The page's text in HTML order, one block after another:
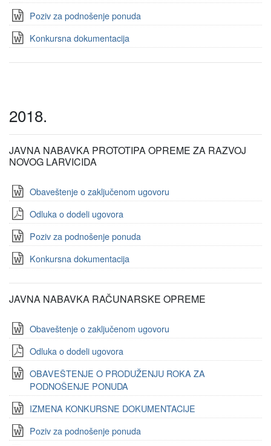
Poziv za podnošenje ponuda
Konkursna dokumentacija
2018.
JAVNA NABAVKA PROTOTIPA OPREME ZA RAZVOJ
NOVOG LARVICIDA
Obaveštenje o zaključenom ugovoru
Odluka o dodeli ugovora
Poziv za podnošenje ponuda
Konkursna dokumentacija
JAVNA NABAVKA RAČUNARSKE OPREME
Obaveštenje o zaključenom ugovoru
Odluka o dodeli ugovora
OBAVEŠTENJE O PRODUŽENJU ROKA ZA
PODNOŠENJE PONUDA
IZMENA KONKURSNE DOKUMENTACIJE
Poziv za podnošenje ponuda